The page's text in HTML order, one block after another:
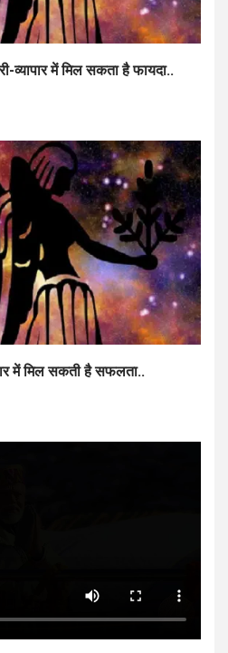
व्यापार में मिल सकता है फायदा..
में मिल सकती है सफलता..